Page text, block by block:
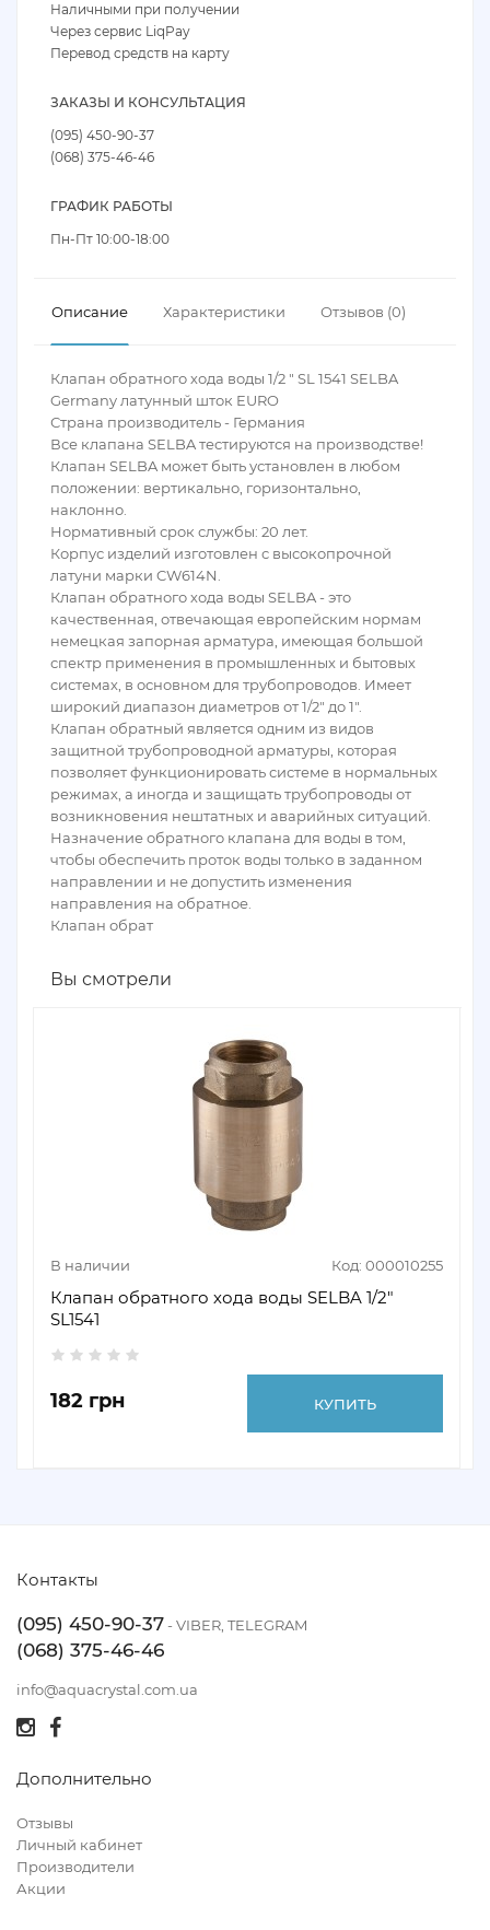
Наличными при получении
Через сервис LiqPay
Перевод средств на карту
ЗАКАЗЫ И КОНСУЛЬТАЦИЯ
(095) 450-90-37
(068) 375-46-46
ГРАФИК РАБОТЫ
Пн-Пт 10:00-18:00
Описание Характеристики Отзывов (0)
Клапан обратного хода воды 1/2 " SL 1541 SELBA
Germany латунный шток EURO
Страна производитель - Германия
Все клапана SELBA тестируются на производстве!
Клапан SELBA может быть установлен в любом
положении: вертикально, горизонтально,
наклонно.
Нормативный срок службы: 20 лет.
Корпус изделий изготовлен с высокопрочной
латуни марки CW614N.
Клапан обратного хода воды SELBA - это
качественная, отвечающая европейским нормам
немецкая запорная арматура, имеющая большой
спектр применения в промышленных и бытовых
системах, в основном для трубопроводов. Имеет
широкий диапазон диаметров от 1/2" до 1".
Клапан обратный является одним из видов
защитной трубопроводной арматуры, которая
позволяет функционировать системе в нормальных
режимах, а иногда и защищать трубопроводы от
возникновения нештатных и аварийных ситуаций.
Назначение обратного клапана для воды в том,
чтобы обеспечить проток воды только в заданном
направлении и не допустить изменения
направления на обратное.
Клапан обрат
Вы смотрели
В наличии Код: 000010255
Клапан обратного хода воды SELBA 1/2"
SL1541
182 грн КУПИТЬ
Контакты
(095) 450-90-37- VIBER, TELEGRAM
(068) 375-46-46
info@aquacrystal.com.ua
Дополнительно
Отзывы
Личный кабинет
Производители
Акции